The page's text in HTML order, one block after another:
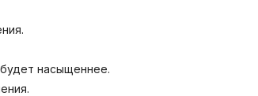
насыщеннее.